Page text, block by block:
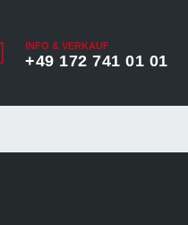
INFO & VERKAUF
+49 172 741 01 01